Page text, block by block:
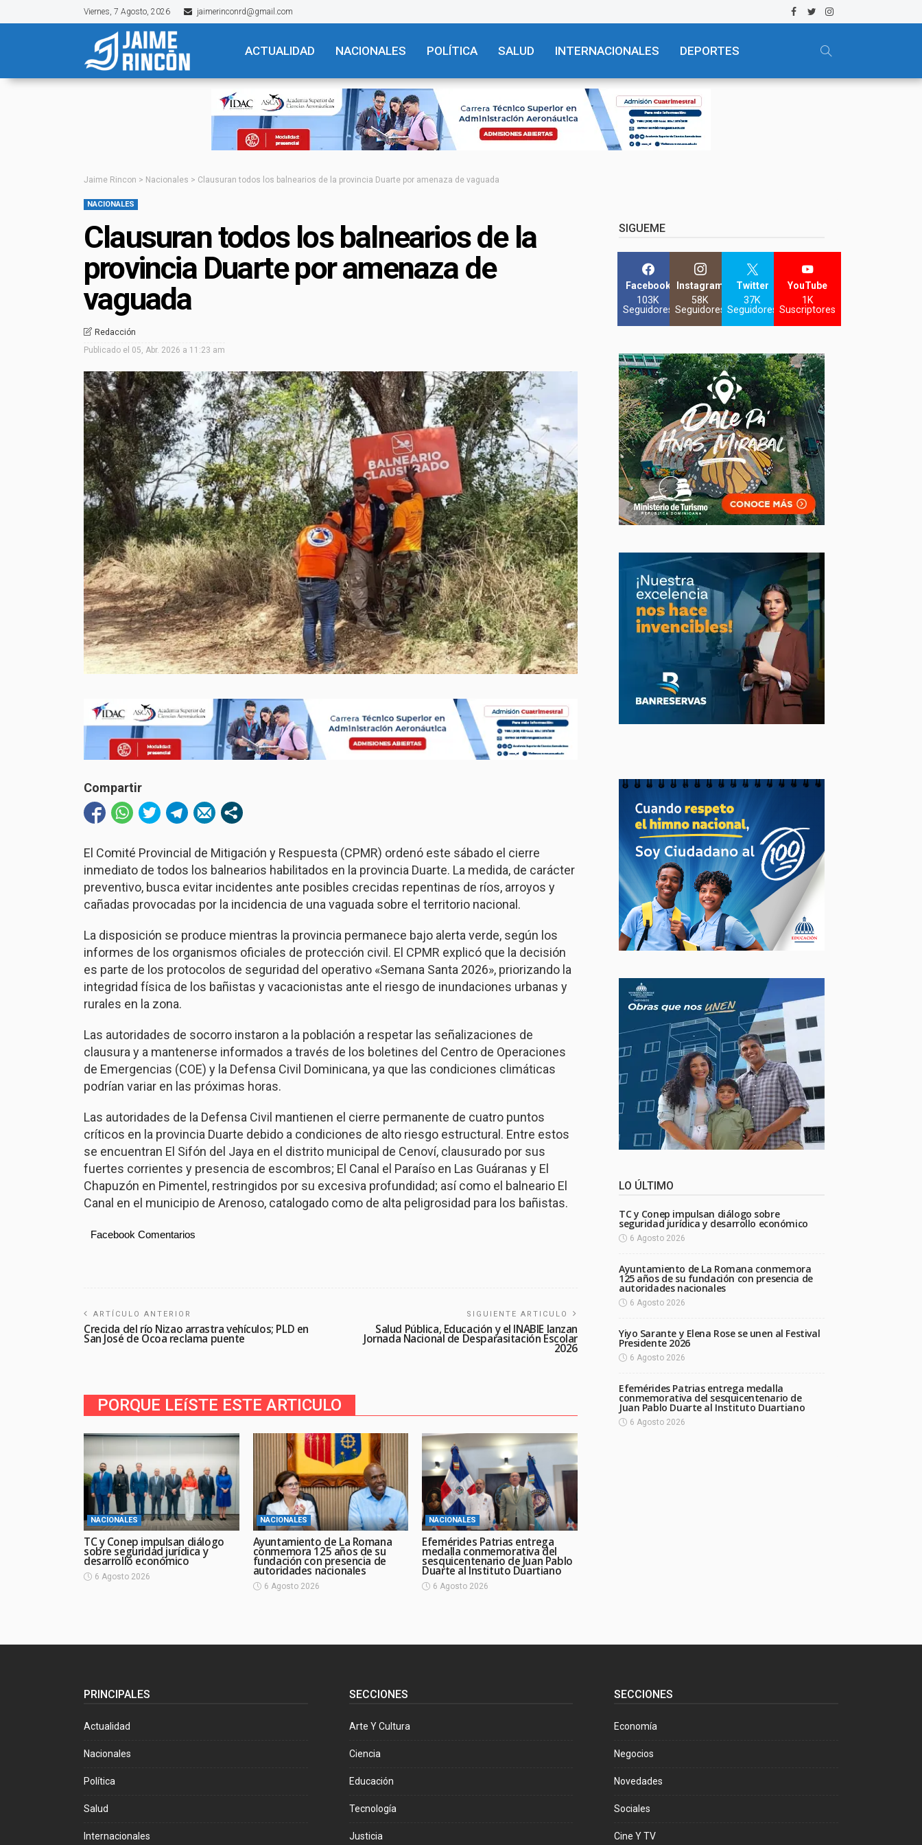
Viernes, 7 Agosto, 2026 jaimerinconrd@gmail.com
ACTUALIDAD NACIONALES POLÍTICA SALUD INTERNACIONALES DEPORTES
Jaime Rincon > Nacionales > Clausuran todos los balnearios de la provincia Duarte por amenaza de vaguada
NACIONALES
Clausuran todos los balnearios de la
provincia Duarte por amenaza de
vaguada
Redacción
Publicado el 05, Abr. 2026 a 11:23 am
Compartir
El Comité Provincial de Mitigación y Respuesta (CPMR) ordenó este sábado el cierre
inmediato de todos los balnearios habilitados en la provincia Duarte. La medida, de carácter
preventivo, busca evitar incidentes ante posibles crecidas repentinas de ríos, arroyos y
cañadas provocadas por la incidencia de una vaguada sobre el territorio nacional.
La disposición se produce mientras la provincia permanece bajo alerta verde, según los
informes de los organismos oficiales de protección civil. El CPMR explicó que la decisión
es parte de los protocolos de seguridad del operativo «Semana Santa 2026», priorizando la
integridad física de los bañistas y vacacionistas ante el riesgo de inundaciones urbanas y
rurales en la zona.
Las autoridades de socorro instaron a la población a respetar las señalizaciones de
clausura y a mantenerse informados a través de los boletines del Centro de Operaciones
de Emergencias (COE) y la Defensa Civil Dominicana, ya que las condiciones climáticas
podrían variar en las próximas horas.
Las autoridades de la Defensa Civil mantienen el cierre permanente de cuatro puntos
críticos en la provincia Duarte debido a condiciones de alto riesgo estructural. Entre estos
se encuentran El Sifón del Jaya en el distrito municipal de Cenoví, clausurado por sus
fuertes corrientes y presencia de escombros; El Canal el Paraíso en Las Guáranas y El
Chapuzón en Pimentel, restringidos por su excesiva profundidad; así como el balneario El
Canal en el municipio de Arenoso, catalogado como de alta peligrosidad para los bañistas.
Facebook Comentarios
ARTÍCULO ANTERIOR
Crecida del río Nizao arrastra vehículos; PLD en
San José de Ocoa reclama puente
SIGUIENTE ARTICULO
Salud Pública, Educación y el INABIE lanzan
Jornada Nacional de Desparasitación Escolar
2026
PORQUE LEíSTE ESTE ARTICULO
NACIONALES
TC y Conep impulsan diálogo
sobre seguridad jurídica y
desarrollo económico
6 Agosto 2026
NACIONALES
Ayuntamiento de La Romana
conmemora 125 años de su
fundación con presencia de
autoridades nacionales
6 Agosto 2026
NACIONALES
Efemérides Patrias entrega
medalla conmemorativa del
sesquicentenario de Juan Pablo
Duarte al Instituto Duartiano
6 Agosto 2026
SIGUEME
Facebook
103K
Seguidores
Instagram
58K
Seguidores
Twitter
37K
Seguidores
YouTube
1K
Suscriptores
LO ÚLTIMO
TC y Conep impulsan diálogo sobre
seguridad jurídica y desarrollo económico
6 Agosto 2026
Ayuntamiento de La Romana conmemora
125 años de su fundación con presencia de
autoridades nacionales
6 Agosto 2026
Yiyo Sarante y Elena Rose se unen al Festival
Presidente 2026
6 Agosto 2026
Efemérides Patrias entrega medalla
conmemorativa del sesquicentenario de
Juan Pablo Duarte al Instituto Duartiano
6 Agosto 2026
PRINCIPALES
Actualidad
Nacionales
Política
Salud
Internacionales
SECCIONES
Arte Y Cultura
Ciencia
Educación
Tecnología
Justicia
SECCIONES
Economía
Negocios
Novedades
Sociales
Cine Y TV